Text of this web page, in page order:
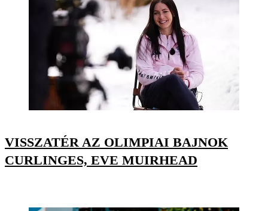
VISSZATÉR AZ OLIMPIAI BAJNOK
CURLINGES, EVE MUIRHEAD